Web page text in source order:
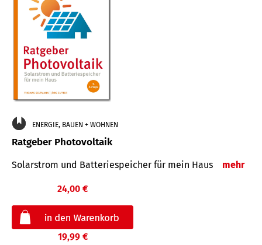
ENERGIE, BAUEN + WOHNEN
Ratgeber Photovoltaik
Solarstrom und Batteriespeicher für mein Haus mehr
24,00 €
19,99 €